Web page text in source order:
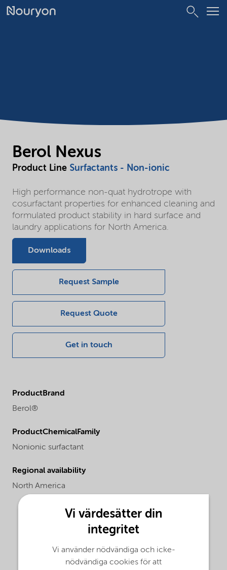
Berol Nexus
Product Line Surfactants - Non-ionic
High performance non-quat hydrotrope with
cosurfactant properties for enhanced cleaning and
formulated product stability in hard surface and
laundry applications for North America.
Downloads
Request Sample
Request Quote
Get in touch
ProductBrand
Berol®
ProductChemicalFamily
Nonionic surfactant
Regional availability
North America
Vi värdesätter din
integritet
Vi använder nödvändiga och icke-
nödvändiga cookies för att